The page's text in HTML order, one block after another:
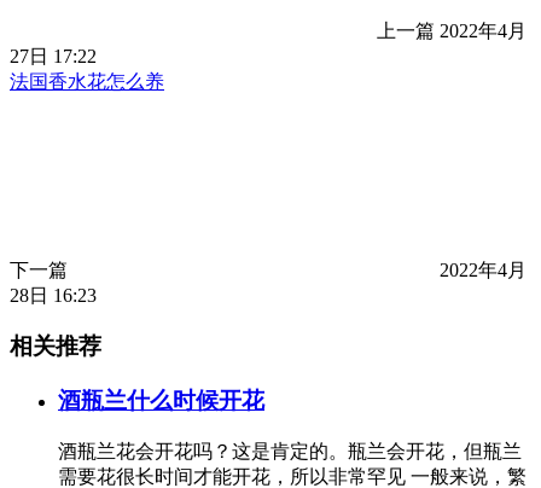
上一篇 2022年4月
27日 17:22
法国香水花怎么养
下一篇
2022年4月
28日 16:23
相关推荐
酒瓶兰什么时候开花
酒瓶兰花会开花吗？这是肯定的。瓶兰会开花，但瓶兰
需要花很长时间才能开花，所以非常罕见 一般来说，繁